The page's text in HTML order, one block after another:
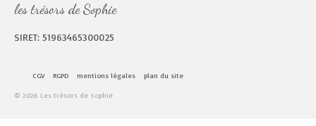
les trésors de Sophie
SIRET: 51963465300025
CGV RGPD mentions légales plan du site
© 2026 Les trésors de Sophie